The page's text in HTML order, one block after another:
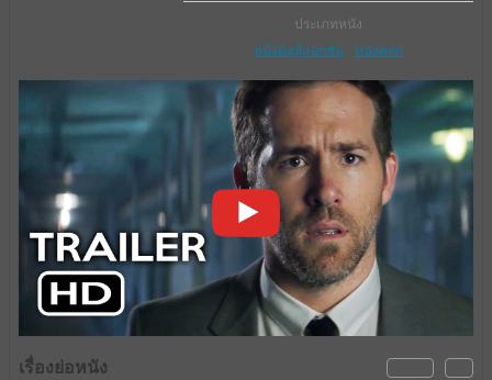
ประเภทหนัง
หนังต่อสู้แอกชัน
หนังตลก
เรื่องย่อหนัง